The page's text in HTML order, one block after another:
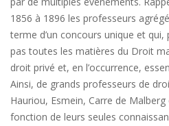
1856 à 1896 les professeurs
terme d’un concours unique et
pas toutes les matières du Droit
droit privé et, en l’occurrence,
Ainsi, de grands professeurs de
Hauriou, Esmein, Carre de
fonction de leurs seules